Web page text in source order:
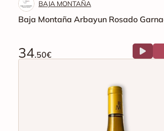
BAJA MONTAÑA
Baja Montaña Arbayun Rosado
34.50€